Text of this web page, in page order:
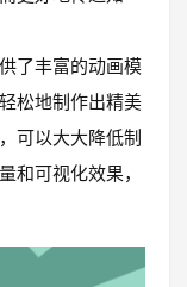
了丰富的动画模
松地制作出精美
可以大大降低制
和可视化效果，